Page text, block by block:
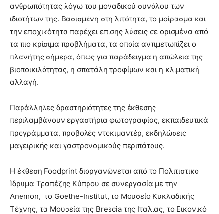
ανθρωπότητας λόγω του μοναδικού συνόλου των
ιδιοτήτων της. Βασισμένη στη λιτότητα, το μοίρασμα και
την εποχικότητα παρέχει επίσης λύσεις σε ορισμένα από
τα πιο κρίσιμα προβλήματα, τα οποία αντιμετωπίζει ο
πλανήτης σήμερα, όπως για παράδειγμα η απώλεια της
βιοποικιλότητας, η σπατάλη τροφίμων και η κλιματική
αλλαγή.
Παράλληλες δραστηριότητες της έκθεσης
περιλαμβάνουν εργαστήρια φωτογραφίας, εκπαιδευτικά
προγράμματα, προβολές ντοκιμαντέρ, εκδηλώσεις
μαγειρικής και γαστρονομικούς περιπάτους.
Η έκθεση Foodprint διοργανώνεται από το Πολιτιστικό
Ίδρυμα Τραπέζης Κύπρου σε συνεργασία με την
Anemon, το Goethe-Institut, τo Μουσείο Κυκλαδικής
Τέχνης, τα Μουσεία της Brescia της Ιταλίας, το Εικονικό